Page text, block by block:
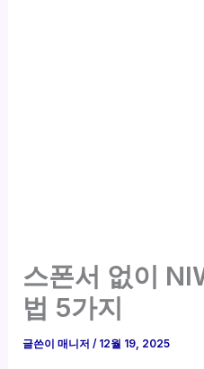
스폰서 없이
법 5가지
글쓴이매니저/ 12월 19, 2025